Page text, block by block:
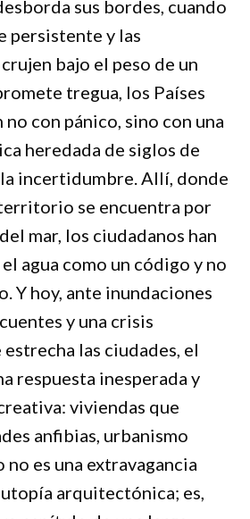
sus bordes, cuando
persistente y las
bajo el peso de un
tregua, los Países
no con pánico, sino con una
heredada de siglos de
incertidumbre. Allí, donde
se encuentra por
mar, los ciudadanos han
agua como un código y no
Y hoy, ante inundaciones
y una crisis
las ciudades, el
respuesta inesperada y
viviendas que
anfibias, urbanismo
es una extravagancia
arquitectónica; es,